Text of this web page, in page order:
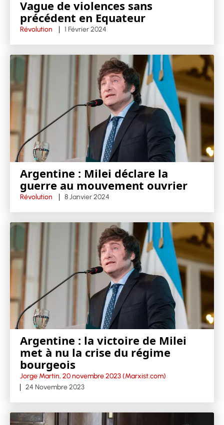
Vague de violences sans
précédent en Equateur
Révolution 1 Février 2024
Argentine : Milei déclare la
guerre au mouvement ouvrier
Révolution 8 Janvier 2024
Argentine : la victoire de Milei
met à nu la crise du régime
bourgeois
Jorge Martin, 20 novembre 2023 (Marxist.com)
24 Novembre 2023